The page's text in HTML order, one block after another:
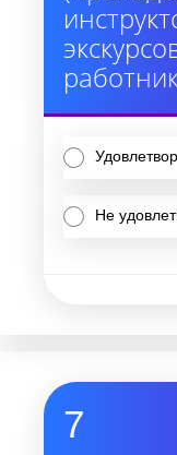
Не
7